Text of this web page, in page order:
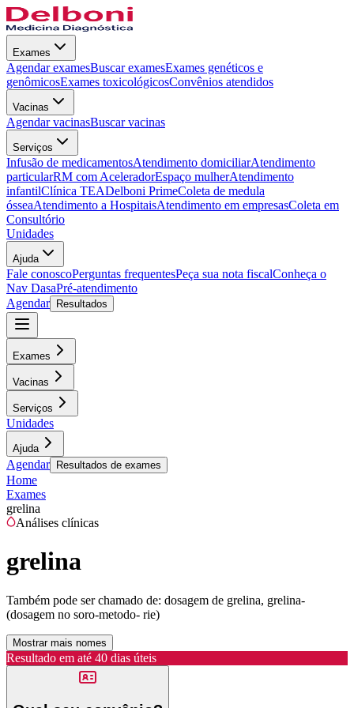
Exames
Agendar examesBuscar examesExames genéticos e
genômicosExames toxicológicosConvênios atendidos
Vacinas
Agendar vacinasBuscar vacinas
Serviços
Infusão de medicamentosAtendimento domiciliarAtendimento
particularRM com AceleradorEspaço mulherAtendimento
infantilClínica TEADelboni PrimeColeta de medula
ósseaAtendimento a HospitaisAtendimento em empresasColeta em
Consultório
Unidades
Ajuda
Fale conoscoPerguntas frequentesPeça sua nota fiscalConheça o
Nav DasaPré-atendimento
Agendar
Resultados
Exames
Vacinas
Serviços
Unidades
Ajuda
Agendar Resultados de exames
Home
Exames
grelina
Análises clínicas
grelina
Também pode ser chamado de: dosagem de grelina, grelina-
(dosagem no soro-metodo- rie)
Mostrar mais nomes
Resultado em até 40 dias úteis